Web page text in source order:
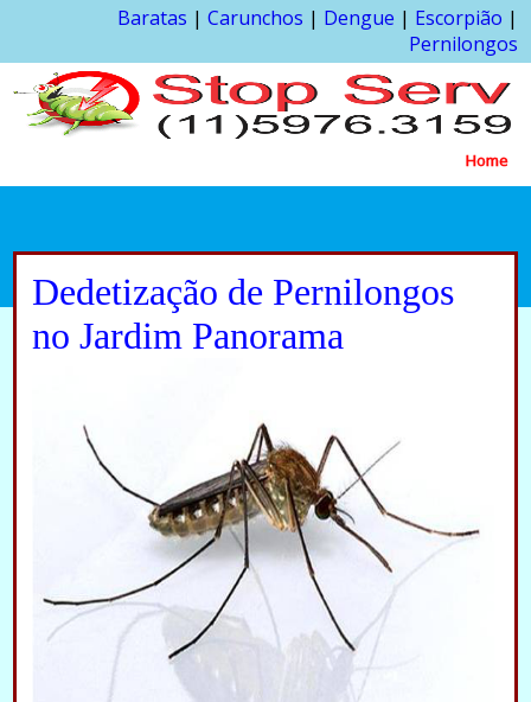
Baratas | Carunchos | Dengue | Escorpião |
Pernilongos
Home
Dedetização de Pernilongos
no Jardim Panorama